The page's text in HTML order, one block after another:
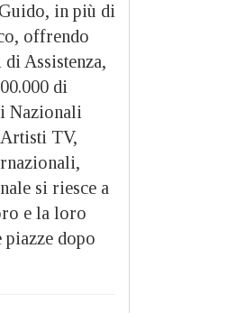
in più di
offrendo
Assistenza,
di
Nazionali
TV,
si riesce a
e la loro
dopo